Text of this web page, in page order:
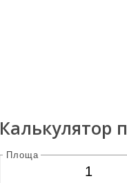
Калькулятор
Площа